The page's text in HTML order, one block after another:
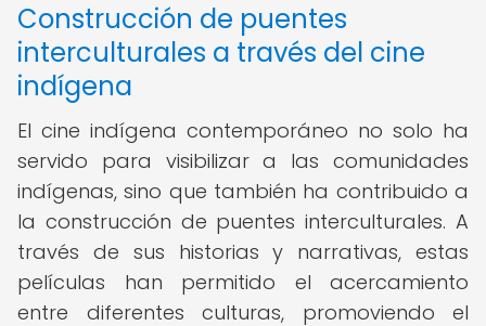
Construcción de puentes
interculturales a través del cine
indígena
El cine indígena contemporáneo no solo ha
servido para visibilizar a las comunidades
indígenas, sino que también ha contribuido a
la construcción de puentes interculturales. A
través de sus historias y narrativas, estas
películas han permitido el acercamiento
entre diferentes culturas, promoviendo el